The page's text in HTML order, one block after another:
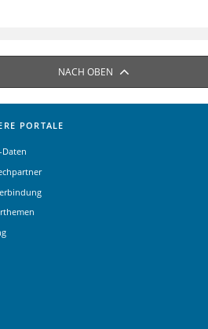
NACH OBEN
PORTALE